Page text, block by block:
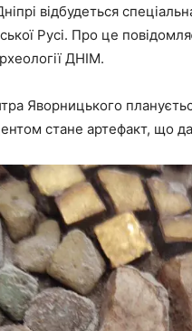
відбудеться
Русі. Про це
ДНІМ.
Яворницького
стане артефакт, що